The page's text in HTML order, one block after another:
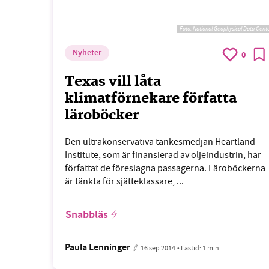
Foto:National Geophysical Data
Nyheter 0
Texas vill låta
klimatförnekare författa
läroböcker
Den ultrakonservativa tankesmedjan Heartland
Institute, som är finansierad av oljeindustrin, har
författat de föreslagna passagerna. Läroböckerna
är tänkta för sjätteklassare, ...
Snabbläs
Paula Lenninger 16 sep 2014• Lästid: 1 min